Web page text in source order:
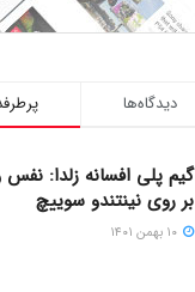
دیدگاه‌ها
گیم پلی افسانه زلدا:
بر روی نینتندو سوییچ